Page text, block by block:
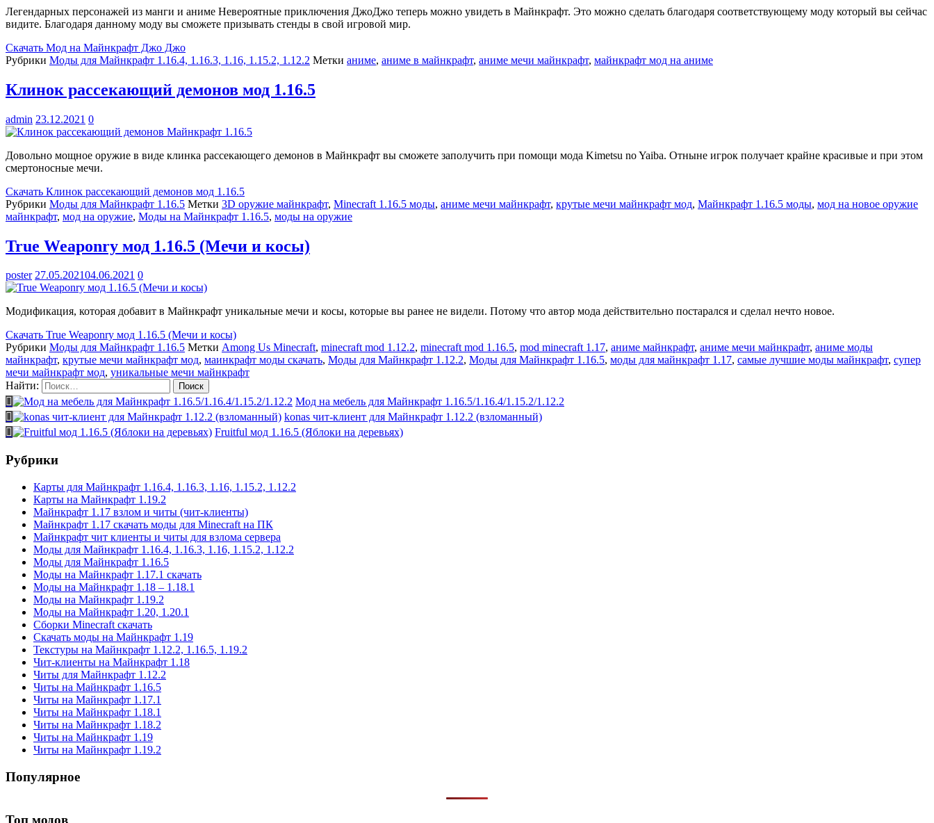
Легендарных персонажей из манги и аниме Невероятные приключения ДжоДжо теперь можно увидеть в Майнкрафт. Это можно сделать благодаря соответствующему моду который вы сейчас
видите. Благодаря данному моду вы сможете призывать стенды в свой игровой мир.
Скачать Мод на Майнкрафт Джо Джо
Рубрики Моды для Майнкрафт 1.16.4, 1.16.3, 1.16, 1.15.2, 1.12.2 Метки аниме, аниме в майнкрафт, аниме мечи майнкрафт, майнкрафт мод на аниме
Клинок рассекающий демонов мод 1.16.5
admin 23.12.2021 0
Довольно мощное оружие в виде клинка рассекающего демонов в Майнкрафт вы сможете заполучить при помощи мода Kimetsu no Yaiba. Отныне игрок получает крайне красивые и при этом
смертоносные мечи.
Скачать Клинок рассекающий демонов мод 1.16.5
Рубрики Моды для Майнкрафт 1.16.5 Метки 3D оружие майнкрафт, Minecraft 1.16.5 моды, аниме мечи майнкрафт, крутые мечи майнкрафт мод, Майнкрафт 1.16.5 моды, мод на новое оружие
майнкрафт, мод на оружие, Моды на Майнкрафт 1.16.5, моды на оружие
True Weaponry мод 1.16.5 (Мечи и косы)
poster 27.05.202104.06.2021 0
Модификация, которая добавит в Майнкрафт уникальные мечи и косы, которые вы ранее не видели. Потому что автор мода действительно постарался и сделал нечто новое.
Скачать True Weaponry мод 1.16.5 (Мечи и косы)
Рубрики Моды для Майнкрафт 1.16.5 Метки Among Us Minecraft, minecraft mod 1.12.2, minecraft mod 1.16.5, mod minecraft 1.17, аниме майнкрафт, аниме мечи майнкрафт, аниме моды
майнкрафт, крутые мечи майнкрафт мод, маинкрафт моды скачать, Моды для Майнкрафт 1.12.2, Моды для Майнкрафт 1.16.5, моды для майнкрафт 1.17, самые лучшие моды майнкрафт, супер
мечи майнкрафт мод, уникальные мечи майнкрафт
Найти:
Мод на мебель для Майнкрафт 1.16.5/1.16.4/1.15.2/1.12.2
konas чит-клиент для Майнкрафт 1.12.2 (взломанный)
Fruitful мод 1.16.5 (Яблоки на деревьях)
Рубрики
Карты для Майнкрафт 1.16.4, 1.16.3, 1.16, 1.15.2, 1.12.2
Карты на Майнкрафт 1.19.2
Майнкрафт 1.17 взлом и читы (чит-клиенты)
Майнкрафт 1.17 скачать моды для Minecraft на ПК
Майнкрафт чит клиенты и читы для взлома сервера
Моды для Майнкрафт 1.16.4, 1.16.3, 1.16, 1.15.2, 1.12.2
Моды для Майнкрафт 1.16.5
Моды на Майнкрафт 1.17.1 скачать
Моды на Майнкрафт 1.18 – 1.18.1
Моды на Майнкрафт 1.19.2
Моды на Майнкрафт 1.20, 1.20.1
Сборки Minecraft скачать
Скачать моды на Майнкрафт 1.19
Текстуры на Майнкрафт 1.12.2, 1.16.5, 1.19.2
Чит-клиенты на Майнкрафт 1.18
Читы для Майнкрафт 1.12.2
Читы на Майнкрафт 1.16.5
Читы на Майнкрафт 1.17.1
Читы на Майнкрафт 1.18.1
Читы на Майнкрафт 1.18.2
Читы на Майнкрафт 1.19
Читы на Майнкрафт 1.19.2
Популярное
Топ модов